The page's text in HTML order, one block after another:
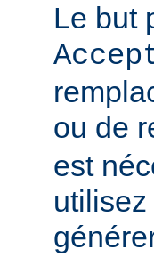
Le but
ou de
est
utilisez